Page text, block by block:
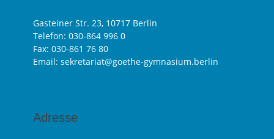
Gasteiner Str. 23, 10717 Berlin
Telefon: 030-864 996 0
Fax: 030-861 76 80
Email: sekretariat@goethe-gymnasium.berlin
Adresse